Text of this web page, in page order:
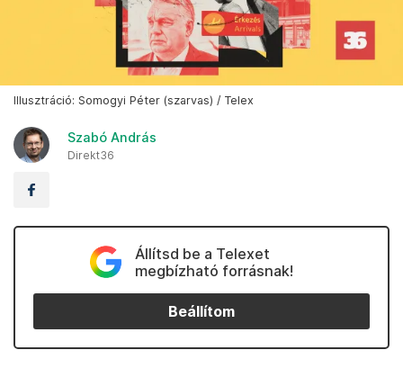
Illusztráció: Somogyi Péter (szarvas) / Telex
Szabó András
Direkt36
Állítsd be a Telexet
megbízható forrásnak!
Beállítom